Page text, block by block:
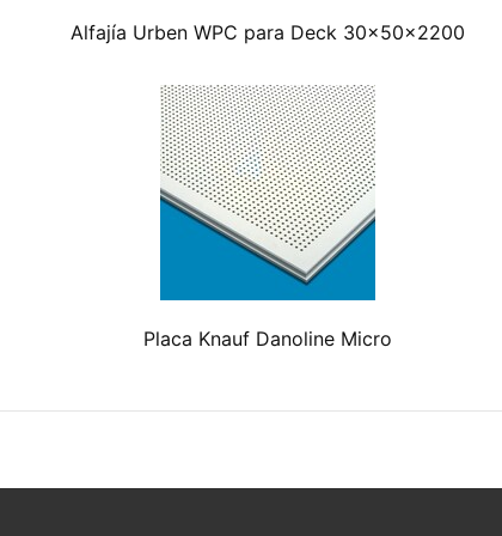
Alfajía Urben WPC para Deck 30x50x2200
Placa Knauf Danoline Micro